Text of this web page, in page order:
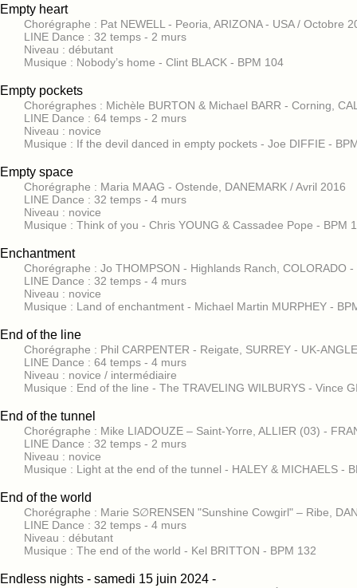
Empty heart
Chorégraphe : Pat NEWELL - Peoria, ARIZONA - USA / Octobre
LINE Dance : 32 temps - 2 murs
Niveau : débutant
Musique : Nobody’s home - Clint BLACK - BPM 104
Empty pockets
Chorégraphes : Michèle BURTON & Michael BARR - Corning,
LINE Dance : 64 temps - 2 murs
Niveau : novice
Musique : If the devil danced in empty pockets - Joe DIFFIE -
Empty space
Chorégraphe : Maria MAAG - Ostende, DANEMARK / Avril 2016
LINE Dance : 32 temps - 4 murs
Niveau : novice
Musique : Think of you - Chris YOUNG & Cassadee Pope - BPM
Enchantment
Chorégraphe : Jo THOMPSON - Highlands Ranch, COLORADO
LINE Dance : 32 temps - 4 murs
Niveau : novice
Musique : Land of enchantment - Michael Martin MURPHEY -
End of the line
Chorégraphe : Phil CARPENTER - Reigate, SURREY - UK-
LINE Dance : 64 temps - 4 murs
Niveau : novice / intermédiaire
Musique : End of the line - The TRAVELING WILBURYS - Vince
End of the tunnel
Chorégraphe : Mike LIADOUZE – Saint-Yorre, ALLIER (03) -
LINE Dance : 32 temps - 2 murs
Niveau : novice
Musique : Light at the end of the tunnel - HALEY & MICHAELS -
End of the world
Chorégraphe : Marie S∅RENSEN "Sunshine Cowgirl" – Ribe,
LINE Dance : 32 temps - 4 murs
Niveau : débutant
Musique : The end of the world - Kel BRITTON - BPM 132
Endless nights - samedi 15 juin 2024 -